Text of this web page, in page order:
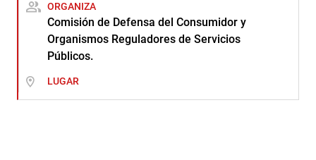
ORGANIZA
Comisión de Defensa del Consumidor y
Organismos Reguladores de Servicios
Públicos.
LUGAR